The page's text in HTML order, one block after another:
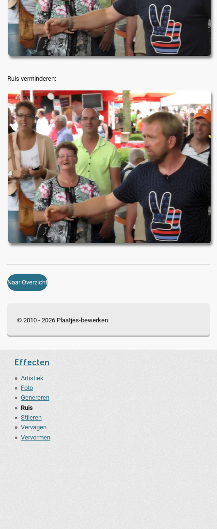
Ruis verminderen:
Naar Overzicht
© 2010 - 2026 Plaatjes-bewerken
Effecten
Artistiek
Foto
Genereren
Ruis
Stileren
Vervagen
Vervormen